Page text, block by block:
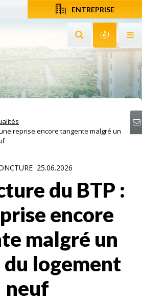
ENTREPRISE
Rechercher sur
reprise encore tangente malgré un
25.06.2026
du BTP :
encore
malgré un
logement
neuf